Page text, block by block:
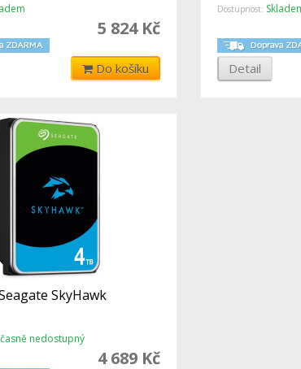
5 824 Kč
Do košíku
Dostupnost:
Detail
SkyHawk
nedostupný
4 689 Kč